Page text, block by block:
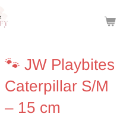
🐾 JW Playbites
Caterpillar S/M
– 15 cm